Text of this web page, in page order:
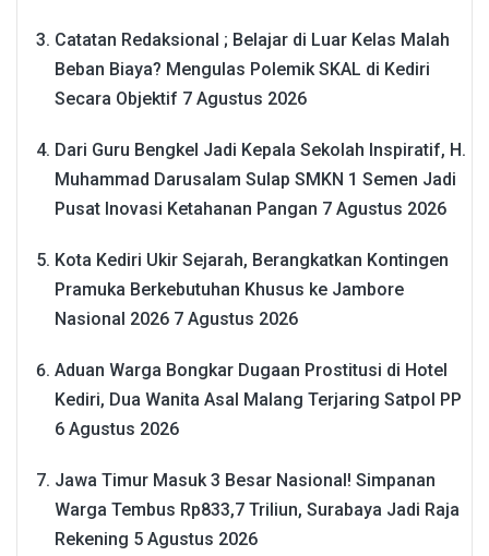
Catatan Redaksional ; Belajar di Luar Kelas Malah
Beban Biaya? Mengulas Polemik SKAL di Kediri
Secara Objektif 7 Agustus 2026
Dari Guru Bengkel Jadi Kepala Sekolah Inspiratif, H.
Muhammad Darusalam Sulap SMKN 1 Semen Jadi
Pusat Inovasi Ketahanan Pangan 7 Agustus 2026
Kota Kediri Ukir Sejarah, Berangkatkan Kontingen
Pramuka Berkebutuhan Khusus ke Jambore
Nasional 2026 7 Agustus 2026
Aduan Warga Bongkar Dugaan Prostitusi di Hotel
Kediri, Dua Wanita Asal Malang Terjaring Satpol PP
6 Agustus 2026
Jawa Timur Masuk 3 Besar Nasional! Simpanan
Warga Tembus Rp833,7 Triliun, Surabaya Jadi Raja
Rekening 5 Agustus 2026